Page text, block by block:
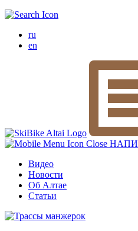
ru
en
Видео
Новости
Об Алтае
Статьи